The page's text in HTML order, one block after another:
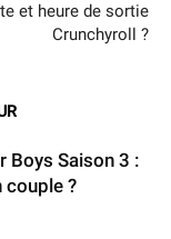
et heure de sortie
Crunchyroll ?
Boys Saison 3 :
couple ?